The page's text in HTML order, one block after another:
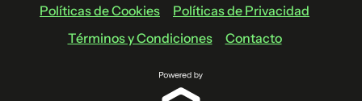
Políticas de Cookies
Políticas de Privacidad
Términos y Condiciones
Contacto